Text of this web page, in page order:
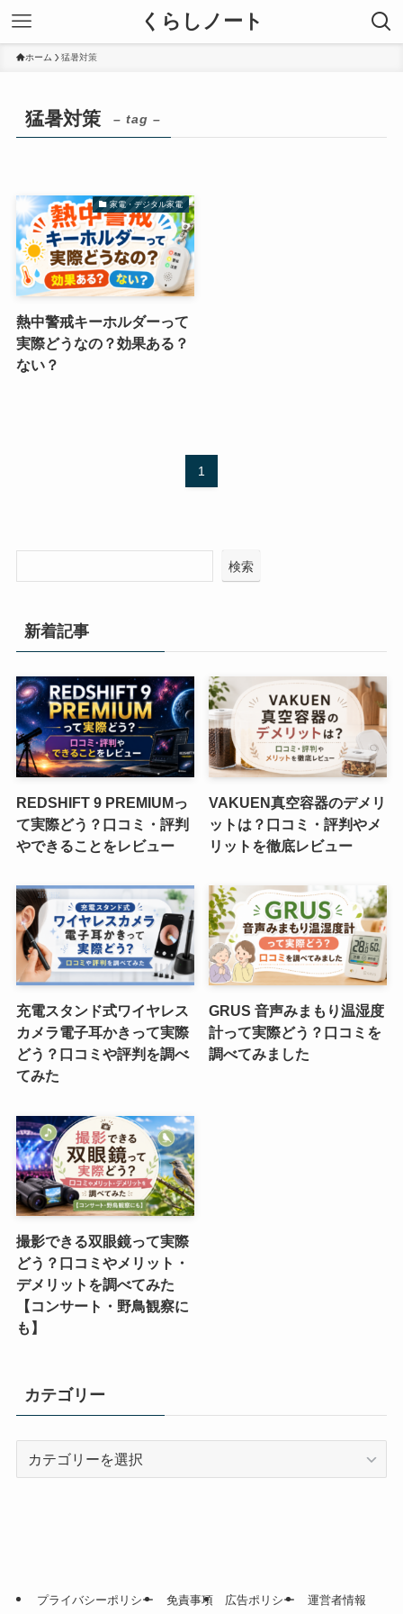
くらしノート
ホーム 猛暑対策
猛暑対策 – tag –
家電・デジタル家電
熱中警戒キーホルダーって
実際どうなの？効果ある？
ない？
1
検索
新着記事
REDSHIFT 9 PREMIUMっ
て実際どう？口コミ・評判
やできることをレビュー
VAKUEN真空容器のデメリ
ットは？口コミ・評判やメ
リットを徹底レビュー
充電スタンド式ワイヤレス
カメラ電子耳かきって実際
どう？口コミや評判を調べ
てみた
GRUS 音声みまもり温湿度
計って実際どう？口コミを
調べてみました
撮影できる双眼鏡って実際
どう？口コミやメリット・
デメリットを調べてみた
【コンサート・野鳥観察に
も】
カテゴリー
プライバシーポリシー 免責事項 広告ポリシー 運営者情報